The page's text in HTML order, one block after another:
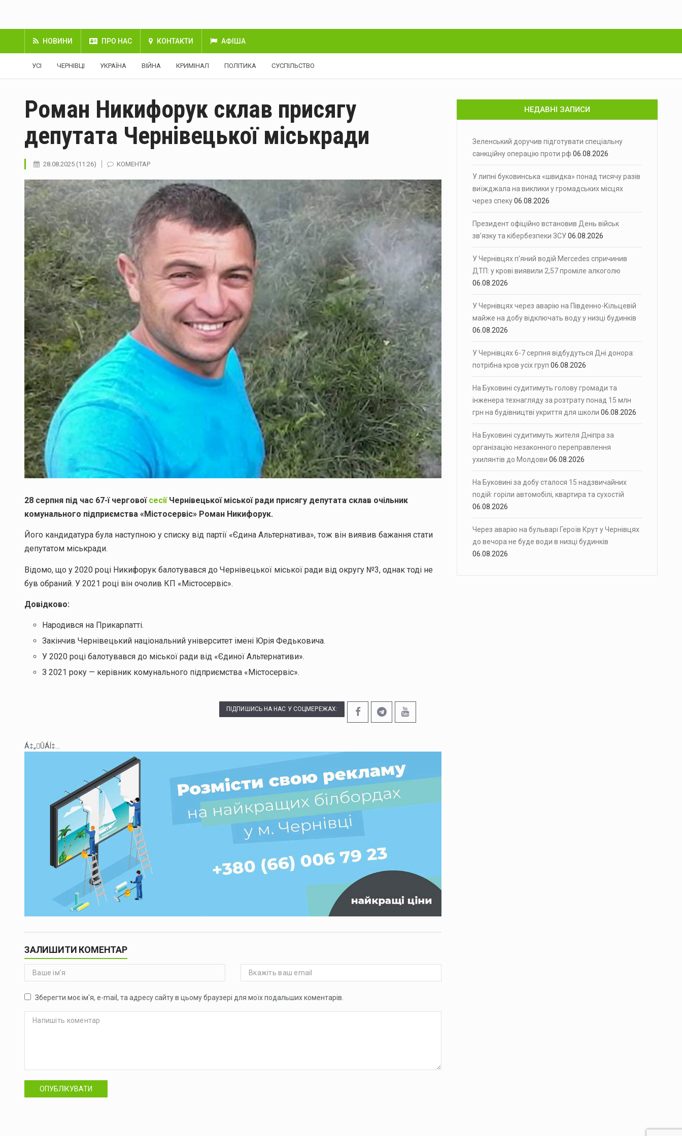
НОВИНИ ПРО НАС КОНТАКТИ АФІША
УСІ ЧЕРНІВЦІ УКРАЇНА ВІЙНА КРИМІНАЛ ПОЛІТИКА СУСПІЛЬСТВО
Роман Никифорук склав присягу
депутата Чернівецької міськради
28.08.2025 (11:26) КОМЕНТАР
28 серпня під час 67-ї чергової сесіїЧернівецької міської ради присягу депутата склав очільник
комунального підприємства «Містосервіс» Роман Никифорук.
Його кандидатура була наступною у списку від партії «Єдина Альтернатива», тож він виявив бажання стати
депутатом міськради.
Відомо, що у 2020 році Никифорук балотувався до Чернівецької міської ради від округу №3, однак тоді не
був обраний. У 2021 році він очолив КП «Містосервіс».
Довідково:
Народився на Прикарпатті.
Закінчив Чернівецький національний університет імені Юрія Федьковича.
У 2020 році балотувався до міської ради від «Єдиної Альтернативи».
З 2021 року — керівник комунального підприємства «Містосервіс».
ПІДПИШИСЬ НА НАС У СОЦМЕРЕЖАХ:
Á‡„ÛÁÍ‡...
ЗАЛИШИТИ КОМЕНТАР
Зберегти моє ім'я, e-mail, та адресу сайту в цьому браузері для моїх подальших коментарів.
ОПУБЛІКУВАТИ
НЕДАВНІ ЗАПИСИ
Зеленський доручив підготувати спеціальну
санкційну операцію проти рф 06.08.2026
У липні буковинська «швидка» понад тисячу разів
виїжджала на виклики у громадських місцях
через спеку06.08.2026
Президент офіційно встановив День військ
зв’язку та кібербезпеки ЗСУ06.08.2026
У Чернівцях п’яний водій Mercedes спричинив
ДТП: у крові виявили 2,57 проміле алкоголю
06.08.2026
У Чернівцях через аварію на Південно-Кільцевій
майже на добу відключать воду у низці будинків
06.08.2026
У Чернівцях 6-7 серпня відбудуться Дні донора:
потрібна кров усіх груп 06.08.2026
На Буковині судитимуть голову громади та
інженера технагляду за розтрату понад 15 млн
грн на будівництві укриття для школи 06.08.2026
На Буковині судитимуть жителя Дніпра за
організацію незаконного переправлення
ухилянтів до Молдови 06.08.2026
На Буковині за добу сталося 15 надзвичайних
подій: горіли автомобілі, квартира та сухостій
06.08.2026
Через аварію на бульварі Героїв Крут у Чернівцях
до вечора не буде води в низці будинків
06.08.2026